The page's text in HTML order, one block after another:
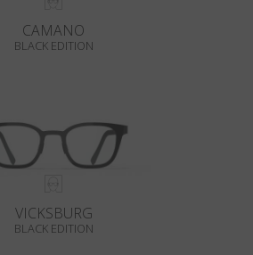
CAMANO
BLACK EDITION
VICKSBURG
BLACK EDITION